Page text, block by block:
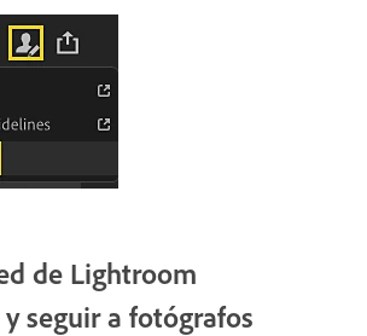
de Lightroom
seguir a fotógrafos